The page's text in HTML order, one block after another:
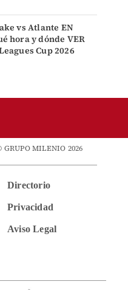
vs Atlante EN
hora y dónde VER
Cup 2026
GRUPO MILENIO 2026
Directorio
Privacidad
Aviso Legal